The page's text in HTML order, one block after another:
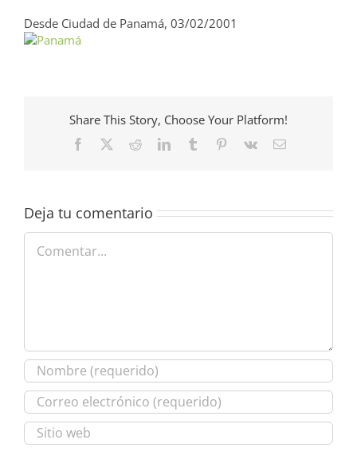
Desde Ciudad de Panamá, 03/02/2001
Share This Story, Choose Your Platform!
Facebook RedditLinkedInTumblr Pinterest
Vk
Correo
Deja tu comentario
Comentar